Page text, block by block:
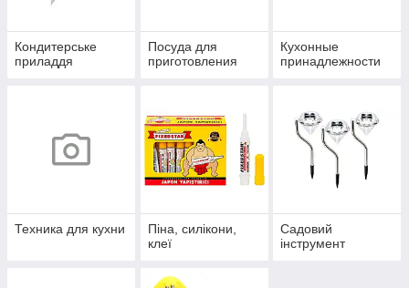
Кондитерське
приладдя
Посуда для
приготовления
Кухонные
принадлежности
Техника для кухни
Піна, силікони,
клеї
Садовий
інструмент